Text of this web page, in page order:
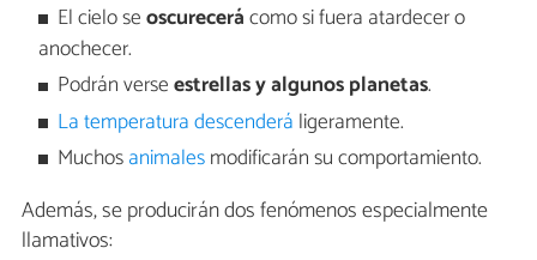
El cielo seoscurecerácomo si fuera atardecer o
anochecer.
Podrán verseestrellas y algunos planetas.
La temperatura descenderá ligeramente.
Muchosanimalesmodificarán su comportamiento.
Además, se producirán dos fenómenos especialmente
llamativos: